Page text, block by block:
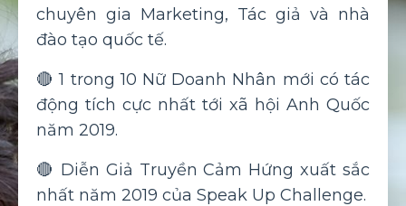
chuyên gia Marketing, Tác giả và nhà
đào tạo quốc tế.
🔴 1 trong 10 Nữ Doanh Nhân mới có tác
động tích cực nhất tới xã hội Anh Quốc
năm 2019.
🔴 Diễn Giả Truyền Cảm Hứng xuất sắc
nhất năm 2019 của Speak Up Challenge.